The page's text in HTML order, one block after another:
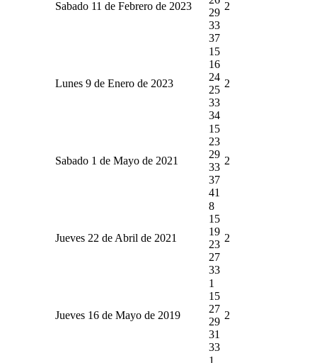
Sabado 11 de Febrero de 2023
29
33
37
2
Lunes 9 de Enero de 2023
15
16
24
25
33
34
2
Sabado 1 de Mayo de 2021
15
23
29
33
37
41
2
Jueves 22 de Abril de 2021
8
15
19
23
27
33
2
Jueves 16 de Mayo de 2019
1
15
27
29
31
33
2
1